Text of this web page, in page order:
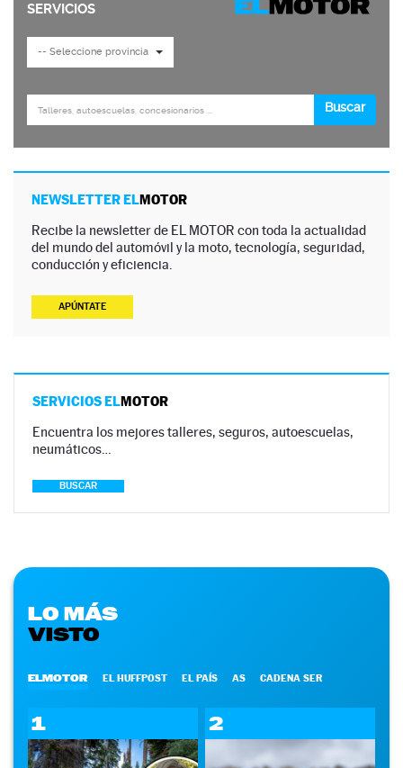
NEWSLETTER ELMOTOR
Recibe la newsletter de EL MOTOR con toda la actualidad
del mundo del automóvil y la moto, tecnología, seguridad,
conducción y eficiencia.
APÚNTATE
SERVICIOS ELMOTOR
Encuentra los mejores talleres, seguros, autoescuelas,
neumáticos…
BUSCAR
LO MÁS
VISTO
ELMOTOR EL HUFFPOST EL PAÍS AS CADENA SER
1 2